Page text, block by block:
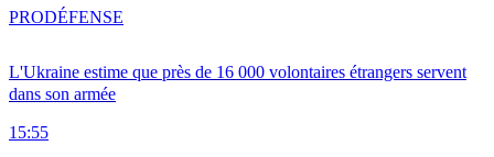
L'Ukraine estime que près de 16 000 volontaires étrangers servent
dans son armée
15:55
PRODÉFENSE